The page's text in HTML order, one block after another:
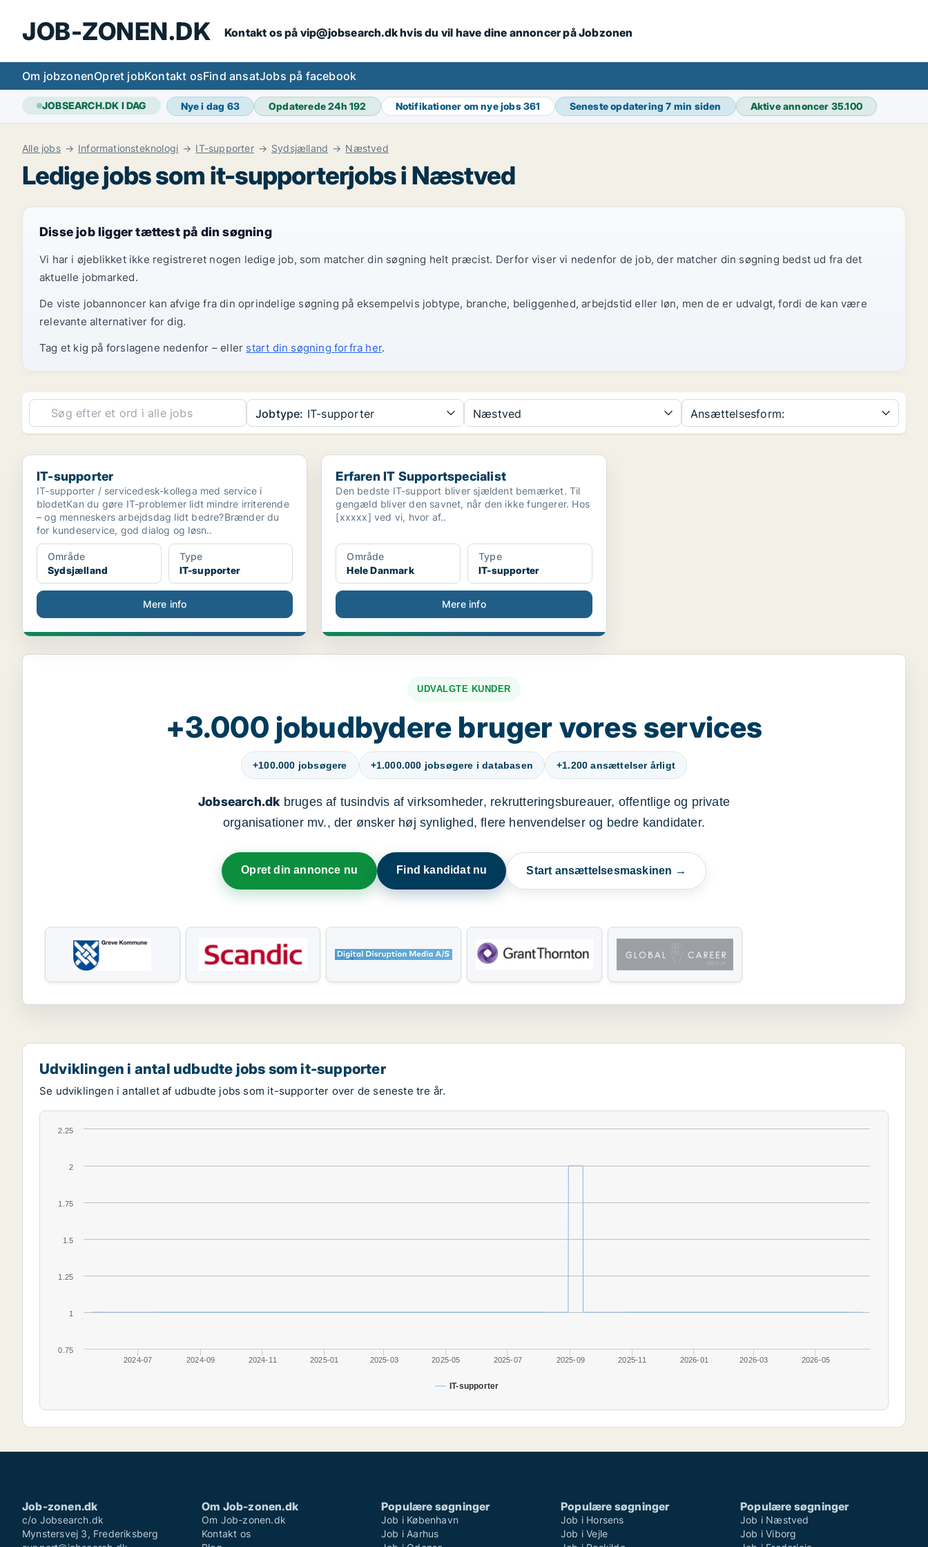
JOB-ZONEN.DK Kontakt os på vip@jobsearch.dk hvis du vil have dine annoncer på Jobzonen
Om jobzonenOpret jobKontakt osFind ansatJobs på facebook
JOBSEARCH.DK I DAG Nye i dag 63 Opdaterede 24h192 Notifikationer om nye jobs361 Seneste opdatering7 min siden Aktive annoncer 35.100
Alle jobs Informationsteknologi IT-supporter Sydsjælland Næstved
Ledige jobs som it-supporterjobs i Næstved
Disse job ligger tættest på din søgning
Vi har i øjeblikket ikke registreret nogen ledige job, som matcher din søgning helt præcist. Derfor viser vi nedenfor de job, der matcher din søgning bedst ud fra det
aktuelle jobmarked.
De viste jobannoncer kan afvige fra din oprindelige søgning på eksempelvis jobtype, branche, beliggenhed, arbejdstid eller løn, men de er udvalgt, fordi de kan være
relevante alternativer for dig.
Tag et kig på forslagene nedenfor – eller start din søgning forfra her.
Jobtype: IT-supporter Næstved Ansættelsesform:
IT-supporter
IT-supporter
IT-supporter / servicedesk-kollega med service i
blodetKan du gøre IT-problemer lidt mindre irriterende
– og menneskers arbejdsdag lidt bedre?Brænder du
for kundeservice, god dialog og løsn..
Område
Sydsjælland
Type
IT-supporter
Mere info
Erfaren IT Supportspecialist
Erfaren IT Supportspecialist
Den bedste IT-support bliver sjældent bemærket. Til
gengæld bliver den savnet, når den ikke fungerer. Hos
[xxxxx] ved vi, hvor af..
Område
Hele Danmark
Type
IT-supporter
Mere info
UDVALGTE KUNDER
+3.000 jobudbydere bruger vores services
+100.000 jobsøgere +1.000.000 jobsøgere i databasen +1.200 ansættelser årligt
Jobsearch.dkbruges af tusindvis af virksomheder, rekrutteringsbureauer, offentlige og private
organisationer mv., der ønsker høj synlighed, flere henvendelser og bedre kandidater.
Opret din annonce nu Find kandidat nu Start ansættelsesmaskinen →
Udviklingen i antal udbudte jobs som it-supporter
Se udviklingen i antallet af udbudte jobs som it-supporter over de seneste tre år.
IT-supporter
2024-07 2024-09 2024-11 2025-01 2025-03 2025-05 2025-07 2025-09 2025-11 2026-01 2026-03 2026-05
1
2
0.75
1.25
1.5
1.75
2.25
Job-zonen.dk
c/o Jobsearch.dk
Mynstersvej 3, Frederiksberg
Om Job-zonen.dk
Om Job-zonen.dk
Kontakt os
Populære søgninger
Job i København
Job i Aarhus
Populære søgninger
Job i Horsens
Job i Vejle
Populære søgninger
Job i Næstved
Job i Viborg